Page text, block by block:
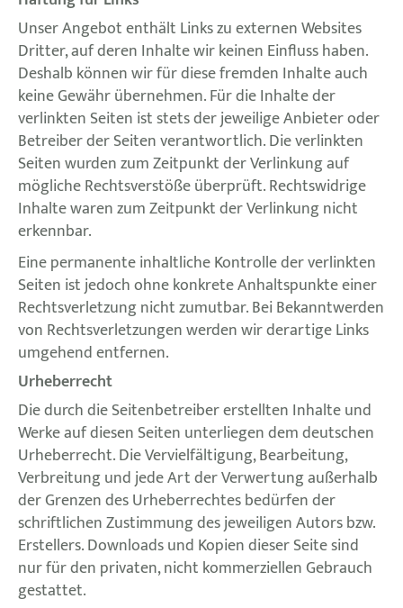
Unser Angebot enthält Links zu externen Websites
Dritter, auf deren Inhalte wir keinen Einfluss haben.
Deshalb können wir für diese fremden Inhalte auch
keine Gewähr übernehmen. Für die Inhalte der
verlinkten Seiten ist stets der jeweilige Anbieter oder
Betreiber der Seiten verantwortlich. Die verlinkten
Seiten wurden zum Zeitpunkt der Verlinkung auf
mögliche Rechtsverstöße überprüft. Rechtswidrige
Inhalte waren zum Zeitpunkt der Verlinkung nicht
erkennbar.
Eine permanente inhaltliche Kontrolle der verlinkten
Seiten ist jedoch ohne konkrete Anhaltspunkte einer
Rechtsverletzung nicht zumutbar. Bei Bekanntwerden
von Rechtsverletzungen werden wir derartige Links
umgehend entfernen.
Urheberrecht
Die durch die Seitenbetreiber erstellten Inhalte und
Werke auf diesen Seiten unterliegen dem deutschen
Urheberrecht. Die Vervielfältigung, Bearbeitung,
Verbreitung und jede Art der Verwertung außerhalb
der Grenzen des Urheberrechtes bedürfen der
schriftlichen Zustimmung des jeweiligen Autors bzw.
Erstellers. Downloads und Kopien dieser Seite sind
nur für den privaten, nicht kommerziellen Gebrauch
gestattet.